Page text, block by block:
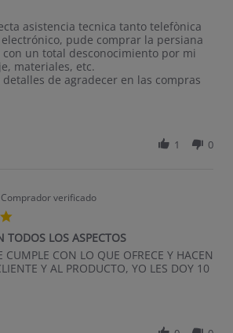
28 Dec 2019
buen trato.
asistencia tecnica tanto telefònica
pude comprar la persiana
un total desconocimiento por mi
materiales, etc.
de agradecer en las compras
1 0
Comprador verificado
TODOS LOS ASPECTOS
p. on 4 Oct 2018EN TODOS LOS ASPECTOS
CUMPLE CON LO QUE OFRECE Y HACEN
Y AL PRODUCTO, YO LES DOY 10